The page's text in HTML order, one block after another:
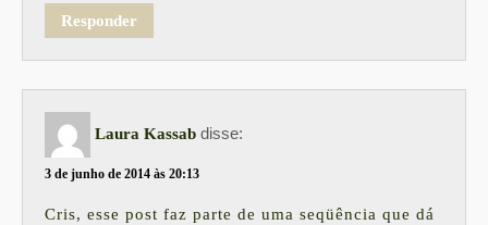
Responder
Laura Kassab disse:
3 de junho de 2014 às 20:13
Cris, esse post faz parte de uma seqüência que dá